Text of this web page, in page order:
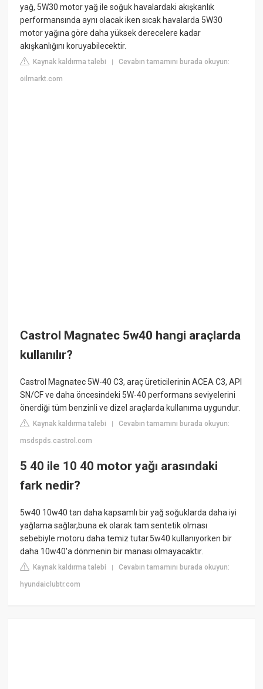
yağ, 5W30 motor yağ ile soğuk havalardaki akışkanlık
performansında aynı olacak iken sıcak havalarda 5W30
motor yağına göre daha yüksek derecelere kadar
akışkanlığını koruyabilecektir.
Kaynak kaldırma talebi |Cevabın tamamını burada okuyun:
oilmarkt.com
Castrol Magnatec 5w40 hangi araçlarda
kullanılır?
Castrol Magnatec 5W-40 C3, araç üreticilerinin ACEA C3, API
SN/CF ve daha öncesindeki 5W-40 performans seviyelerini
önerdiği tüm benzinli ve dizel araçlarda kullanıma uygundur.
Kaynak kaldırma talebi |Cevabın tamamını burada okuyun:
msdspds.castrol.com
5 40 ile 10 40 motor yağı arasındaki
fark nedir?
5w40 10w40 tan daha kapsamlı bir yağ soğuklarda daha iyi
yağlama sağlar,buna ek olarak tam sentetik olması
sebebiyle motoru daha temiz tutar.5w40 kullanıyorken bir
daha 10w40'a dönmenin bir manası olmayacaktır.
Kaynak kaldırma talebi |Cevabın tamamını burada okuyun:
hyundaiclubtr.com